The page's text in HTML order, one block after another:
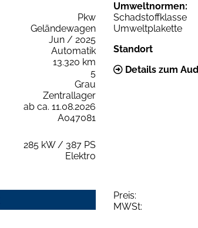
Pkw
Geländewagen
Jun / 2025
Automatik
13.320 km
5
Grau
Zentrallager
ab ca. 11.08.2026
A047081
285 kW / 387 PS
Elektro
Umweltnormen:
Schadstoffklasse
Umweltplakette
Standort
Details zum
Preis:
MWSt: